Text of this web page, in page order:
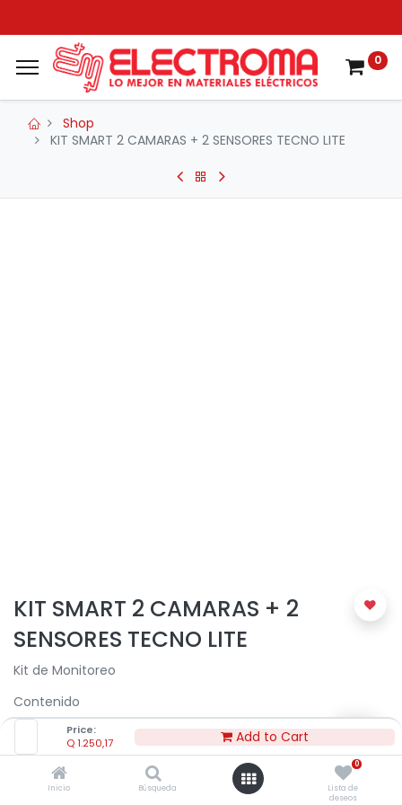
Price:
Q1.250,17 Add to Cart
Inicio Búsqueda
0
Lista de
deseos
0
Shop
KIT SMART 2 CAMARAS + 2 SENSORES TECNO LITE
KIT SMART 2 CAMARAS + 2
SENSORES TECNO LITE
Kit de Monitoreo
Contenido
2 Cámaras Viewer
1 Sensor de movimiento Aware
1 Sensor de apertura Open Alert (puerta-ventana)